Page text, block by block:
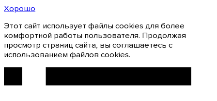
Хорошо
Этот сайт использует файлы cookies для более
комфортной работы пользователя. Продолжая
просмотр страниц сайта, вы соглашаетесь с
использованием файлов cookies.